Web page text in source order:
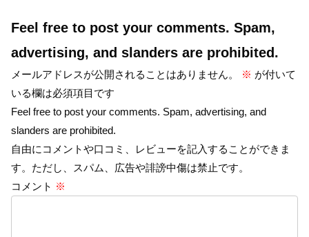
Feel free to post your comments. Spam,
advertising, and slanders are prohibited.
メールアドレスが公開されることはありません。 ※ が付いて
いる欄は必須項目です
Feel free to post your comments. Spam, advertising, and
slanders are prohibited.
自由にコメントや口コミ、レビューを記入することができま
す。ただし、スパム、広告や誹謗中傷は禁止です。
コメント ※